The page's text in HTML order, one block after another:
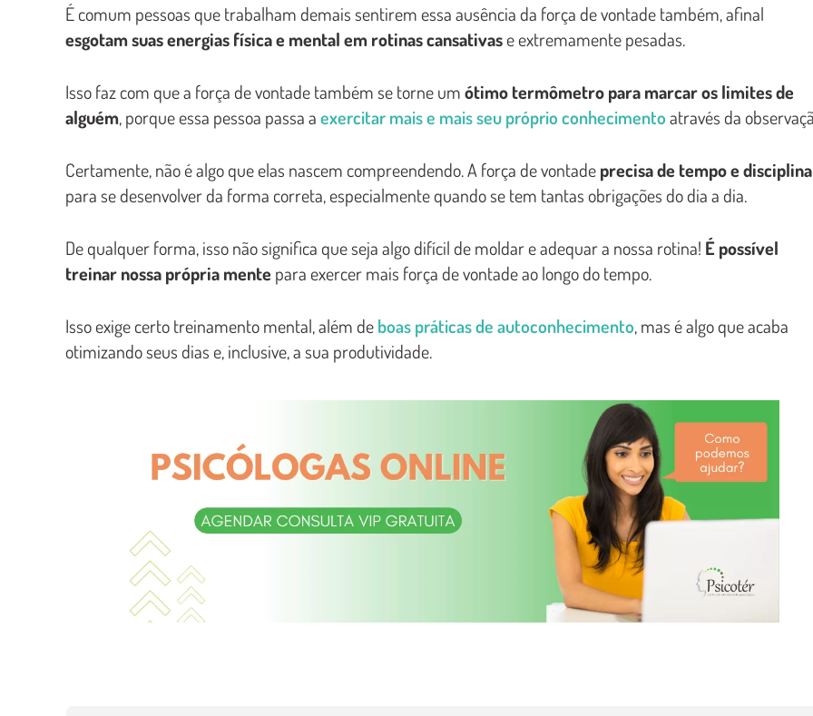
É comum pessoas que trabalham demais sentirem essa ausência da força de vontade também, afinal
esgotam suas energias física e mental em rotinas cansativase extremamente pesadas.
Isso faz com que a força de vontade também se torne umótimo termômetro para marcar os limites de
alguém, porque essa pessoa passa aexercitar mais e mais seu próprio conhecimentoatravés da
Certamente, não é algo que elas nascem compreendendo. A força de vontadeprecisa de tempo e disciplina
para se desenvolver da forma correta, especialmente quando se tem tantas obrigações do dia a dia.
De qualquer forma, isso não significa que seja algo difícil de moldar e adequar a nossa rotina! É possível
treinar nossa própria mente para exercer mais força de vontade ao longo do tempo.
Isso exige certo treinamento mental, além deboas práticas de autoconhecimento, mas é algo que acaba
otimizando seus dias e, inclusive, a sua produtividade.